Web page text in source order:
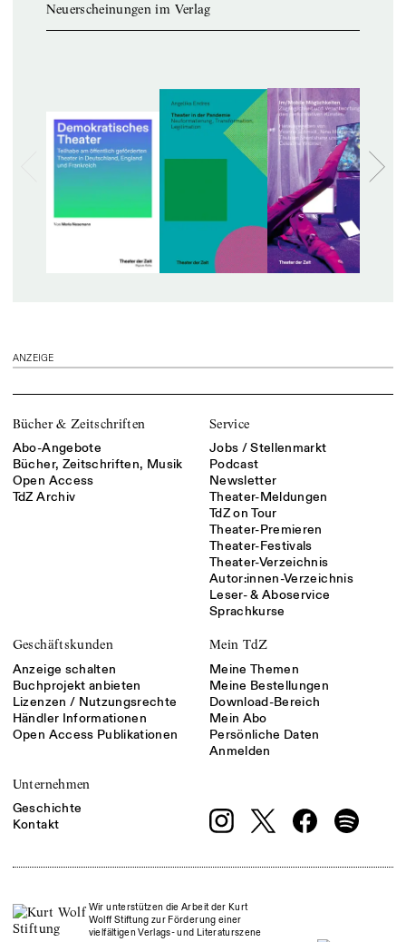
Neuerscheinungen im Verlag
ANZEIGE
Bücher & Zeitschriften
Abo-Angebote
Bücher, Zeitschriften, Musik
Open Access
TdZ Archiv
Service
Jobs / Stellenmarkt
Podcast
Newsletter
Theater-Meldungen
TdZ on Tour
Theater-Premieren
Theater-Festivals
Theater-Verzeichnis
Autor:innen-Verzeichnis
Leser- & Aboservice
Sprachkurse
Geschäftskunden
Anzeige schalten
Buchprojekt anbieten
Lizenzen / Nutzungsrechte
Händler Informationen
Open Access Publikationen
Mein TdZ
Meine Themen
Meine Bestellungen
Download-Bereich
Mein Abo
Persönliche Daten
Anmelden
Unternehmen
Geschichte
Kontakt
Wir unterstützen die Arbeit der Kurt
Wolff Stiftung zur Förderung einer
vielfältigen Verlags- und Literaturszene